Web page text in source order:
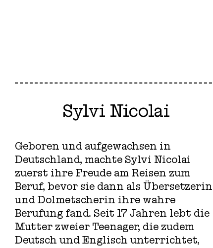
Sylvi Nicolai
Geboren und aufgewachsen in
Deutschland, machte Sylvi Nicolai
zuerst ihre Freude am Reisen zum
Beruf, bevor sie dann als Übersetzerin
und Dolmetscherin ihre wahre
Berufung fand. Seit 17 Jahren lebt die
Mutter zweier Teenager, die zudem
Deutsch und Englisch unterrichtet,